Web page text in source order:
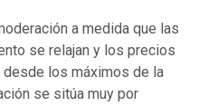
a medida que las
se relajan y los precios
los máximos de la
se sitúa muy por